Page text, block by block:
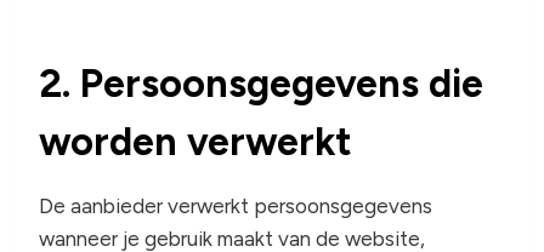
2. Persoonsgegevens die
worden verwerkt
De aanbieder verwerkt persoonsgegevens
wanneer je gebruik maakt van de website,